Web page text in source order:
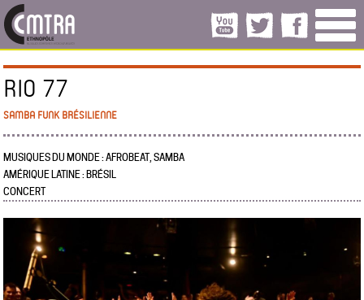
RIO 77
SAMBA FUNK BRÉSILIENNE
MUSIQUES DU MONDE : AFROBEAT, SAMBA
AMÉRIQUE LATINE : BRÉSIL
CONCERT